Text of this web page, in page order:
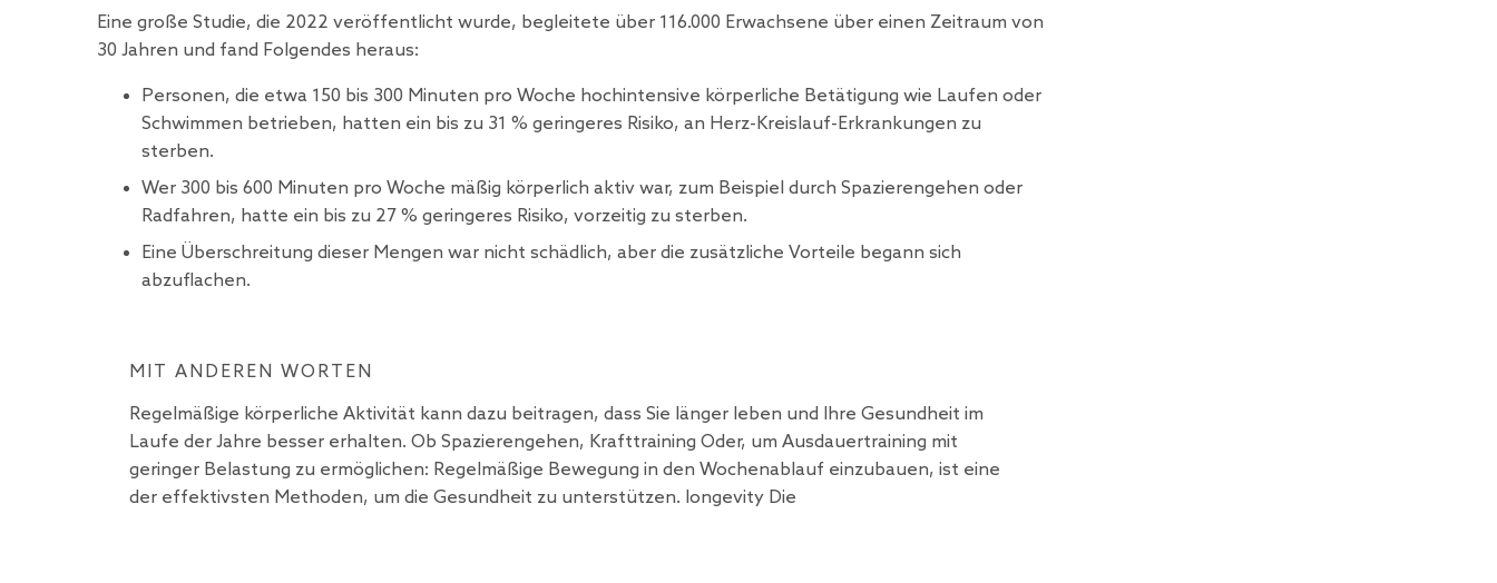
Eine große Studie, die 2022 veröffentlicht wurde, begleitete über 116.000 Erwachsene über einen Zeitraum von
30 Jahren und fand Folgendes heraus:
Personen, die etwa 150 bis 300 Minuten pro Woche hochintensive körperliche Betätigung wie Laufen oder
Schwimmen betrieben, hatten ein bis zu 31 % geringeres Risiko, an Herz-Kreislauf-Erkrankungen zu
sterben.
Wer 300 bis 600 Minuten pro Woche mäßig körperlich aktiv war, zum Beispiel durch Spazierengehen oder
Radfahren, hatte ein bis zu 27 % geringeres Risiko, vorzeitig zu sterben.
Eine Überschreitung dieser Mengen war nicht schädlich, aber die zusätzliche Vorteile begann sich
abzuflachen.
MIT ANDEREN WORTEN
Regelmäßige körperliche Aktivität kann dazu beitragen, dass Sie länger leben und Ihre Gesundheit im
Laufe der Jahre besser erhalten. Ob Spazierengehen, Krafttraining Oder, um Ausdauertraining mit
geringer Belastung zu ermöglichen: Regelmäßige Bewegung in den Wochenablauf einzubauen, ist eine
der effektivsten Methoden, um die Gesundheit zu unterstützen. longevity Die